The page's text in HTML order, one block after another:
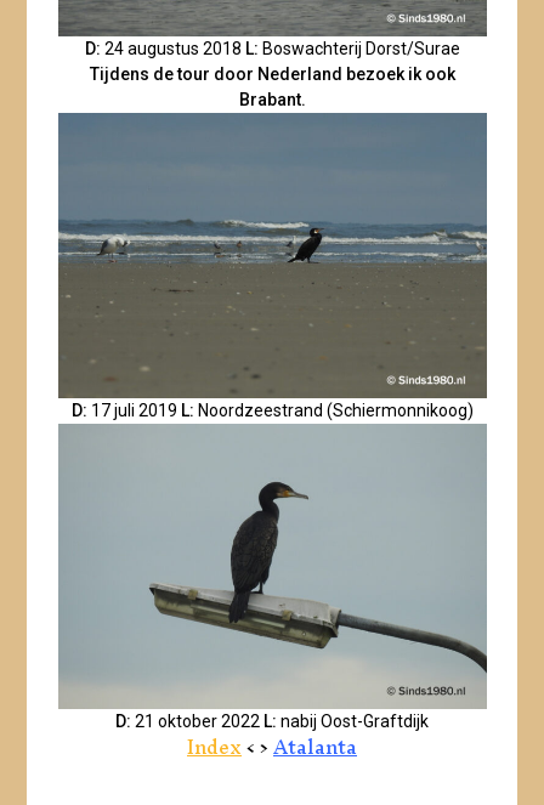
D: 24 augustus 2018 L: Boswachterij Dorst/Surae
Tijdens de tour door Nederland bezoek ik ook
Brabant.
D: 17 juli 2019 L: Noordzeestrand (Schiermonnikoog)
D: 21 oktober 2022 L: nabij Oost-Graftdijk
Index< >Atalanta